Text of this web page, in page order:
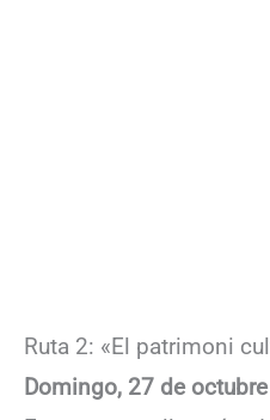
Ruta 2: «El patrimoni
Domingo, 27 de